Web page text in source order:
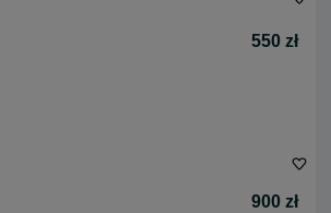
550 zł
900 zł